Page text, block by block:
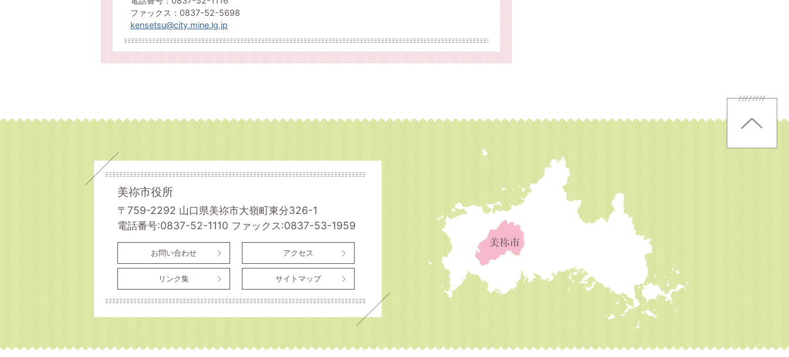
ファックス：0837-52-5698
kensetsu@city.mine.lg.jp
美祢市役所
〒759-2292 山口県美祢市大嶺町東分326-1
電話番号:0837-52-1110 ファックス:0837-53-1959
お問い合わせ アクセス
リンク集 サイトマップ